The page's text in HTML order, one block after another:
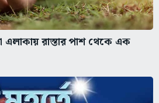
এলাকায় রাস্তার পাশ থেকে এক